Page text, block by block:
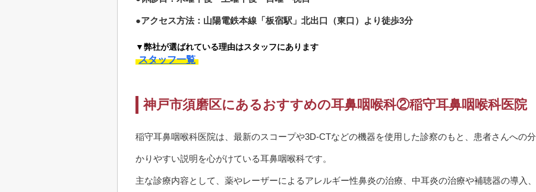
●アクセス方法：山陽電鉄本線「板宿駅」北出口（東口）より徒歩3分
▼弊社が選ばれている理由はスタッフにあります
スタッフ一覧
神戸市須磨区にあるおすすめの耳鼻咽喉科②稲守耳鼻咽喉科医院
稲守耳鼻咽喉科医院は、最新のスコープや3D-CTなどの機器を使用した診察のもと、患者さんへの分
かりやすい説明を心がけている耳鼻咽喉科です。
主な診療内容として、薬やレーザーによるアレルギー性鼻炎の治療、中耳炎の治療や補聴器の導入、